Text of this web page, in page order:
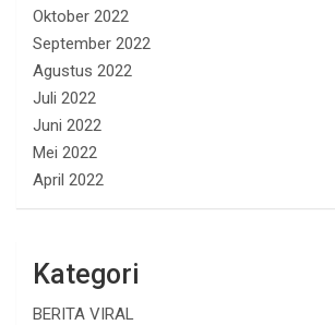
Oktober 2022
September 2022
Agustus 2022
Juli 2022
Juni 2022
Mei 2022
April 2022
Kategori
BERITA VIRAL